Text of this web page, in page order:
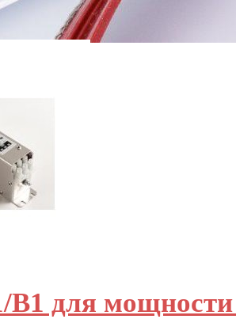
для мощности